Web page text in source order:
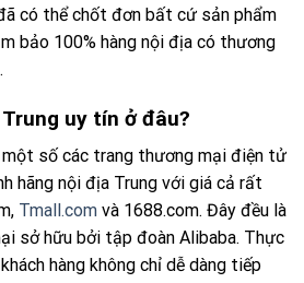
có thể chốt đơn bất cứ sản phẩm
bảo 100% hàng nội địa có thương
uy tín ở đâu?
một số các trang thương mại điện tử
hãng nội địa Trung với giá cả rất
Tmall.com và 1688.com. Đây đều là
sở hữu bởi tập đoàn Alibaba. Thực
hàng không chỉ dễ dàng tiếp